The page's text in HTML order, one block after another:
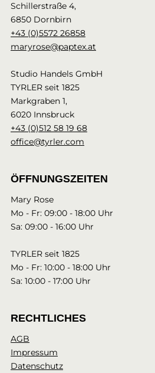
Schillerstraße 4,
6850 Dornbirn
+43 (0)5572 26858
maryrose@paptex.at
Studio Handels GmbH
TYRLER seit 1825
Markgraben 1,
6020 Innsbruck
+43 (0)512 58 19 68
office@tyrler.com
ÖFFNUNGSZEITEN
Mary Rose
Mo - Fr: 09:00 - 18:00 Uhr
Sa: 09:00 - 16:00 Uhr
TYRLER seit 1825
Mo - Fr: 10:00 - 18:00 Uhr
Sa: 10:00 - 17:00 Uhr
RECHTLICHES
AGB
Impressum
Datenschutz